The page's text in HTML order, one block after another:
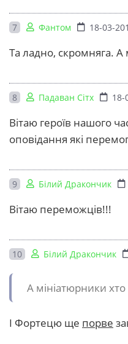
7 Фантом 18-03-
Та ладно, скромняга. А
8 Падаван Сітх 18-
Вітаю героїв нашого
оповідання які
9 Білий Дракончик
Вітаю переможців!!!
10 Білий Дракончик
А мініатюрники хто
І Фортецю ще порве